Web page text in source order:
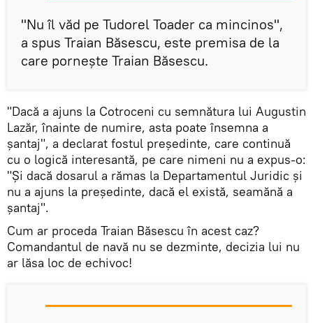
"Nu îl văd pe Tudorel Toader ca mincinos",
a spus Traian Băsescu, este premisa de la
care pornește Traian Băsescu.
"Dacă a ajuns la Cotroceni cu semnătura lui Augustin
Lazăr, înainte de numire, asta poate însemna a
șantaj", a declarat fostul președinte, care continuă
cu o logică interesantă, pe care nimeni nu a expus-o:
"Și dacă dosarul a rămas la Departamentul Juridic și
nu a ajuns la președinte, dacă el există, seamănă a
șantaj".
Cum ar proceda Traian Băsescu în acest caz?
Comandantul de navă nu se dezminte, decizia lui nu
ar lăsa loc de echivoc!